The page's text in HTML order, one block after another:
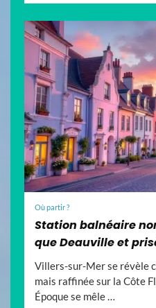
Où partir ?
Station balnéaire
que Deauville et
Villers-sur-Mer se révèle
mais raffinée sur la Côte
Époque se mêle …